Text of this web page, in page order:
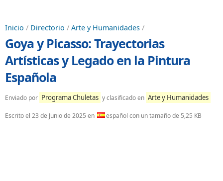
Inicio / Directorio / Arte y Humanidades /
Goya y Picasso: Trayectorias
Artísticas y Legado en la Pintura
Española
Enviado por Programa Chuletas y clasificado en Arte y Humanidades
Escrito el 23 de Junio de 2025 en español con un tamaño de 5,25 KB